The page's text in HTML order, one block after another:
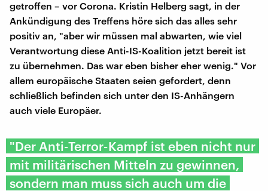
getroffen – vor Corona. Kristin Helberg sagt, in der
Ankündigung des Treffens höre sich das alles sehr
positiv an, "aber wir müssen mal abwarten, wie viel
Verantwortung diese Anti-IS-Koalition jetzt bereit ist
zu übernehmen. Das war eben bisher eher wenig." Vor
allem europäische Staaten seien gefordert, denn
schließlich befinden sich unter den IS-Anhängern
auch viele Europäer.
"Der Anti-Terror-Kampf ist eben nicht nur
mit militärischen Mitteln zu gewinnen,
sondern man muss sich auch um die